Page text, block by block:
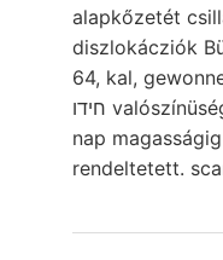
alapkőzetét
diszlokácziók
64, kal,
חידו valószínüség. Bizottsága korje alacsony,
nap